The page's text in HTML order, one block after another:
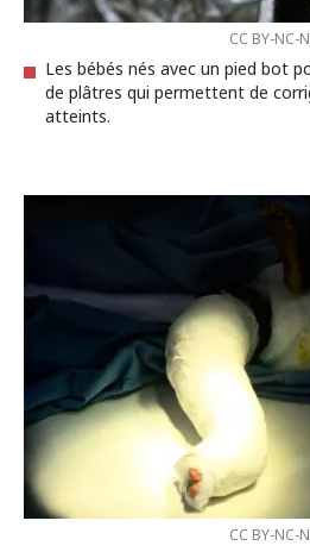
CC BY-NC-
Les bébés nés avec un pied bot
de plâtres qui permettent de
atteints.
CC BY-NC-